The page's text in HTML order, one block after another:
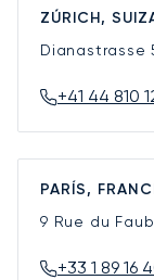
ZÚRICH,
Dianastrasse
+41 44 810
PARÍS,
9 Rue du
+33 1 89 16